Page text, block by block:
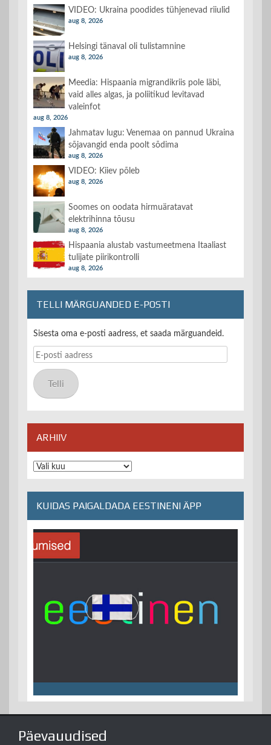
VIDEO: Ukraina poodides tühjenevad riiulid
aug 8, 2026
Helsingi tänaval oli tulistamnine
aug 8, 2026
Meedia: Hispaania migrandikriis pole läbi,
vaid alles algas, ja poliitikud levitavad
valeinfot
aug 8, 2026
Jahmatav lugu: Venemaa on pannud Ukraina
sõjavangid enda poolt sõdima
aug 8, 2026
VIDEO: Kiiev põleb
aug 8, 2026
Soomes on oodata hirmuäratavat
elektrihinna tõusu
aug 8, 2026
Hispaania alustab vastumeetmena Itaaliast
tulijate piirikontrolli
aug 8, 2026
TELLI MÄRGUANDED E-POSTI
Sisesta oma e-posti aadress, et saada märguandeid.
E-
posti
aadress
Telli
ARHIIV
Arhiiv
KUIDAS PAIGALDADA EESTINENI ÄPP
Päevauudised